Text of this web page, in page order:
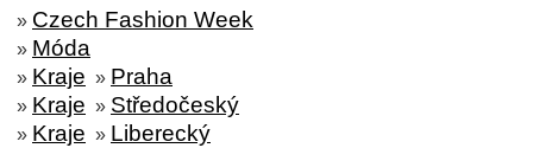
» Czech Fashion Week
» Móda
» Kraje » Praha
» Kraje » Středočeský
» Kraje » Liberecký